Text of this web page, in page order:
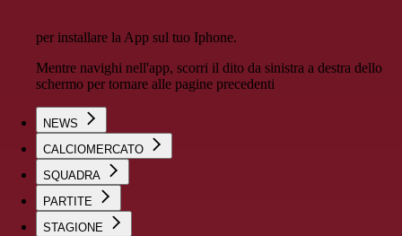
per installare la App sul tuo Iphone.
Mentre navighi nell'app, scorri il dito da sinistra a destra dello
schermo per tornare alle pagine precedenti
NEWS
CALCIOMERCATO
SQUADRA
PARTITE
STAGIONE